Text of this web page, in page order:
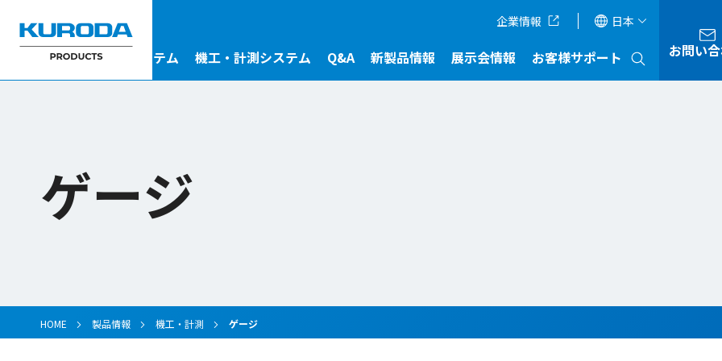
企業情報 日本
駆動システム 金型システム 機工・計測システム Q&A 新製品情報 展示会情報 お客様サポート お問い
ゲージ
HOME 製品情報 機工・計測 ゲージ